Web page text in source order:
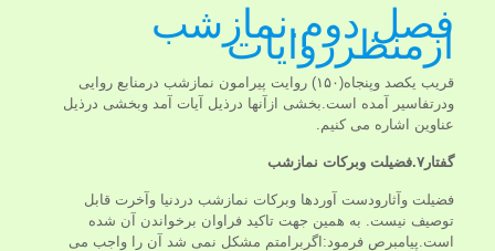
فصل دوم.نمازشب
ازمنظرروایات
قریب یکصد وپنجاه(۱۵۰) روایت پیرامون نمازشب درمنابع روایی
ودرتفاسیر آمده است.بخشی ازآنها درذیل آیات آمد وبخشی درذیل
عناوین اشاره می کنیم.
گفتار۷.فضیلت وبرکات نمازشب
فضیلت وآثارودست آوردها وبرکات نمازشب دردنیا وآخرت قابل
توصیف نیست. به همین جهت تاکید فراوان برخواندن آن شده
است.پیامبرص فرمود:اگربرامتم مشکل نمی شد آن را واجب می